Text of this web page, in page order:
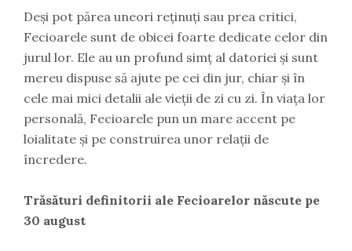
Deși pot părea uneori reținuți sau prea critici,
Fecioarele sunt de obicei foarte dedicate celor din
jurul lor. Ele au un profund simț al datoriei și sunt
mereu dispuse să ajute pe cei din jur, chiar și în
cele mai mici detalii ale vieții de zi cu zi. În viața lor
personală, Fecioarele pun un mare accent pe
loialitate și pe construirea unor relații de
încredere.
Trăsături definitorii ale Fecioarelor născute pe
30 august